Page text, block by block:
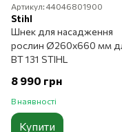
Артикул: 44046801900
Stihl
Шнек для насадження
рослин Ø260x660 мм
BT 131 STIHL
8 990 грн
В наявності
Купити